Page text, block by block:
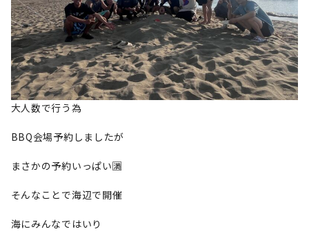
大人数で行う為
BBQ会場予約しましたが
まさかの予約いっぱい🈵
そんなことで海辺で開催
海にみんなではいり